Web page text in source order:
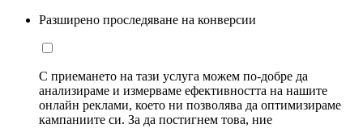
Разширено проследяване на конверсии
С приемането на тази услуга можем по-добре да
анализираме и измерваме ефективността на нашите
онлайн реклами, което ни позволява да оптимизираме
кампаниите си. За да постигнем това, ние